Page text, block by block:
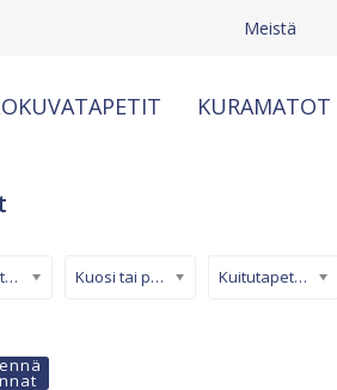
Meistä
KURAMATOT
Teema & tyyli Kuosi tai pinta Kuitutapetti (non-woven)